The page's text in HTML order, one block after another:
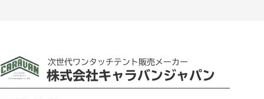
次世代ワンタッチテント販売メーカー
株式会社キャラバンジャパン